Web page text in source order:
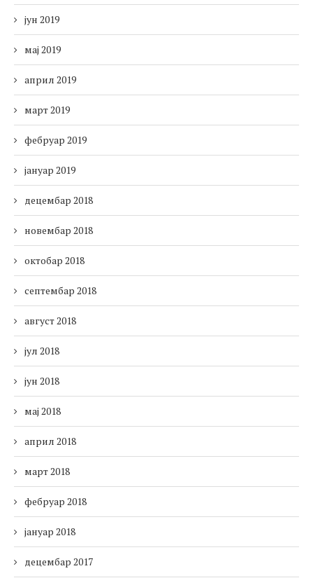
јун 2019
мај 2019
април 2019
март 2019
фебруар 2019
јануар 2019
децембар 2018
новембар 2018
октобар 2018
септембар 2018
август 2018
јул 2018
јун 2018
мај 2018
април 2018
март 2018
фебруар 2018
јануар 2018
децембар 2017